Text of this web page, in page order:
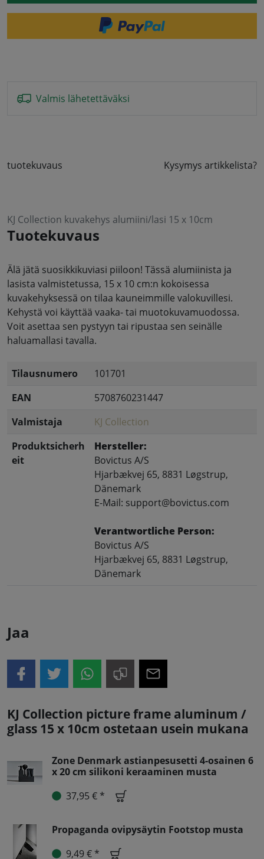
Valmis lähetettäväksi
tuotekuvaus Kysymys artikkelista?
KJ Collection kuvakehys alumiini/lasi 15 x 10cm
Tuotekuvaus
Älä jätä suosikkikuviasi piiloon! Tässä alumiinista ja
lasista valmistetussa, 15 x 10 cm:n kokoisessa
kuvakehyksessä on tilaa kauneimmille valokuvillesi.
Kehystä voi käyttää vaaka- tai muotokuvamuodossa.
Voit asettaa sen pystyyn tai ripustaa sen seinälle
haluamallasi tavalla.
Tilausnumero
101701
EAN
5708760231447
Valmistaja
KJ Collection
Produktsicherh
eit
Hersteller:
Bovictus A/S
Hjarbækvej 65, 8831 Løgstrup,
Dänemark
E-Mail: support@bovictus.com
Verantwortliche Person:
Bovictus A/S
Hjarbækvej 65, 8831 Løgstrup,
Dänemark
Jaa
KJ Collection picture frame aluminum /
glass 15 x 10cm ostetaan usein mukana
Zone Denmark astianpesusetti 4-osainen 6
x 20 cm silikoni keraaminen musta
37,95 € *
Propaganda ovipysäytin Footstop musta
9,49 € *